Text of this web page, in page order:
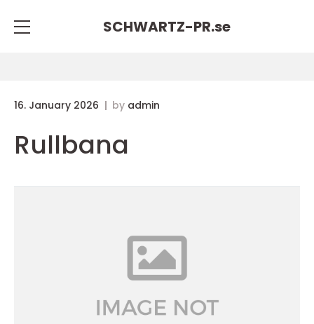
SCHWARTZ-PR.se
16. January 2026 by admin
Rullbana